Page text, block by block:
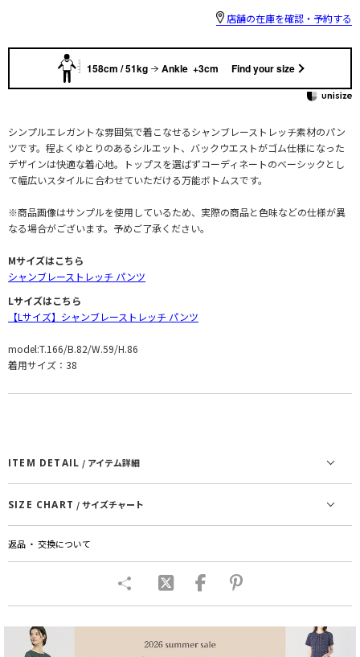
店舗の在庫を確認・予約する
158cm / 51kg Ankle +3cm Find your size
シンプルエレガントな雰囲気で着こなせるシャンブレーストレッチ素材のパン
ツです。程よくゆとりのあるシルエット、バックウエストがゴム仕様になった
デザインは快適な着心地。トップスを選ばずコーディネートのベーシックとし
て幅広いスタイルに合わせていただける万能ボトムスです。
※商品画像はサンプルを使用しているため、実際の商品と色味などの仕様が異
なる場合がございます。予めご了承ください。
Mサイズはこちら
シャンブレーストレッチ パンツ
Lサイズはこちら
【Lサイズ】シャンブレーストレッチ パンツ
model:T.166/B.82/W.59/H.86
着用サイズ：38
ITEM DETAIL / アイテム詳細
SIZE CHART / サイズチャート
返品 ・ 交換について